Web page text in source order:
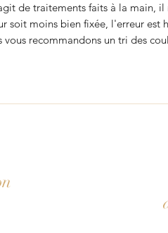
de traitements faits à la main, il
soit moins bien fixée, l'erreur est
recommandons un tri des